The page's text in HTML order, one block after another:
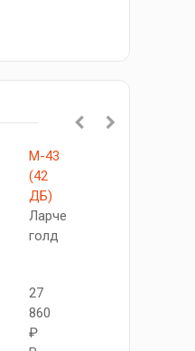
М-43
(42
ДБ)
Ларче
голд
27
860
₽